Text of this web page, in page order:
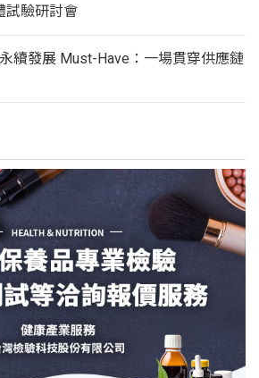
試驗研討會
續發展 Must-Have：一場貫穿供應鏈